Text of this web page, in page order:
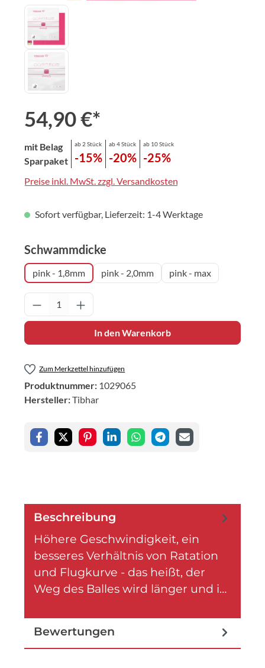
54,90 €*
mit Belag
Sparpaket
ab 2 Stück
-15%
ab 4 Stück
-20%
ab 10 Stück
-25%
Preise inkl. MwSt. zzgl. Versandkosten
Sofort verfügbar, Lieferzeit: 1-4 Werktage
Schwammdicke
pink - 1,8mm pink - 2,0mm pink - max
Produkt Anzahl: Gib den gewünschten
In den Warenkorb
Zum Merkzettel hinzufügen
Produktnummer: 1029065
Hersteller:Tibhar
Beschreibung
Höhere Geschwindigkeit, ein
besseres Verhältnis von Ratation
und Flugkurve - das heißt, der
Weg des Balles wird länger und i…
Bewertungen